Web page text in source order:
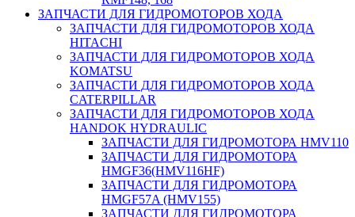
ЗАПЧАСТИ ДЛЯ ГИДРОМОТОРОВ ХОДА
ЗАПЧАСТИ ДЛЯ ГИДРОМОТОРОВ ХОДА
HITACHI
ЗАПЧАСТИ ДЛЯ ГИДРОМОТОРОВ ХОДА
KOMATSU
ЗАПЧАСТИ ДЛЯ ГИДРОМОТОРОВ ХОДА
CATERPILLAR
ЗАПЧАСТИ ДЛЯ ГИДРОМОТОРОВ ХОДА
HANDOK HYDRAULIC
ЗАПЧАСТИ ДЛЯ ГИДРОМОТОРА HMV110
ЗАПЧАСТИ ДЛЯ ГИДРОМОТОРА
HMGF36(HMV116HF)
ЗАПЧАСТИ ДЛЯ ГИДРОМОТОРА
HMGF57A (HMV155)
ЗАПЧАСТИ ДЛЯ ГИДРОМОТОРА